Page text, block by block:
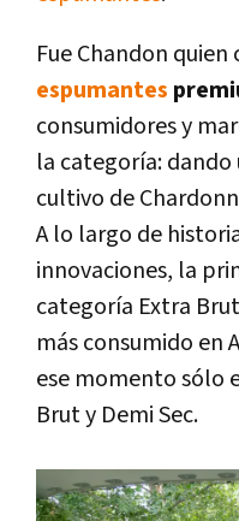
Fue Chandon
espumantes
consumidores y
la categoría:
cultivo de
A lo largo de
innovaciones, la
categoría Extra
más consumido en
ese momento sólo
Brut y Demi Sec.